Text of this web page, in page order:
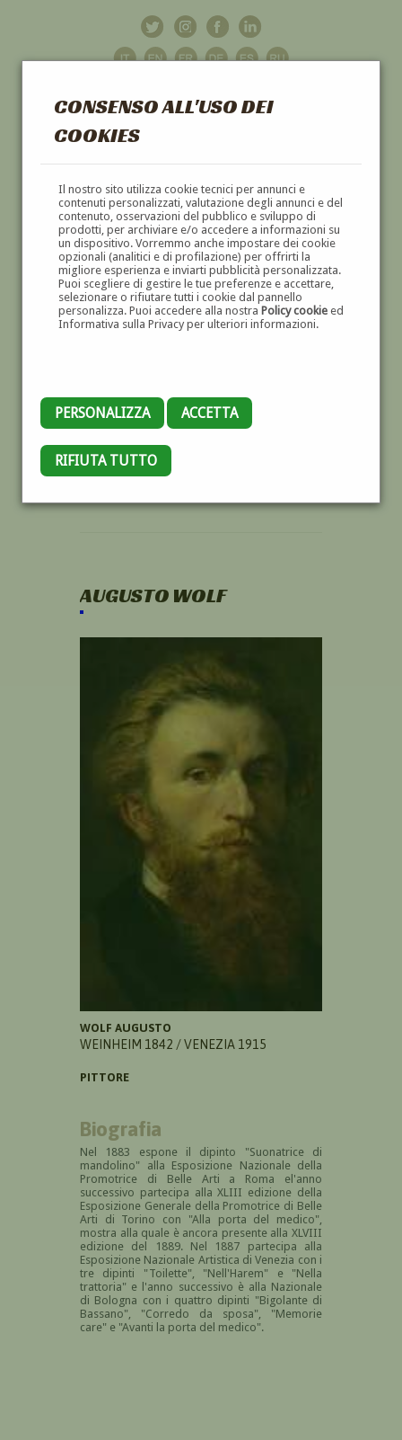
CONSENSO ALL'USO DEI
COOKIES
Il nostro sito utilizza cookie tecnici per annunci e
contenuti personalizzati, valutazione degli annunci e del
contenuto, osservazioni del pubblico e sviluppo di
prodotti, per archiviare e/o accedere a informazioni su
un dispositivo. Vorremmo anche impostare dei cookie
opzionali (analitici e di profilazione) per offrirti la
migliore esperienza e inviarti pubblicità personalizzata.
Puoi scegliere di gestire le tue preferenze e accettare,
selezionare o rifiutare tutti i cookie dal pannello
personalizza. Puoi accedere alla nostra Policy cookieed
Informativa sulla Privacy per ulteriori informazioni.
PERSONALIZZA ACCETTA
RIFIUTA TUTTO
GALLERIAD'ARTE
DIPINTI E SCULTURE '800 E '900
AUGUSTO WOLF
WOLF AUGUSTO
WEINHEIM 1842 / VENEZIA 1915
PITTORE
Biografia
Nel 1883 espone il dipinto "Suonatrice di
mandolino" alla Esposizione Nazionale della
Promotrice di Belle Arti a Roma el'anno
successivo partecipa alla XLIII edizione della
Esposizione Generale della Promotrice di Belle
Arti di Torino con "Alla porta del medico",
mostra alla quale è ancora presente alla XLVIII
edizione del 1889. Nel 1887 partecipa alla
Esposizione Nazionale Artistica di Venezia con i
tre dipinti "Toilette", "Nell'Harem" e "Nella
trattoria" e l'anno successivo è alla Nazionale
di Bologna con i quattro dipinti "Bigolante di
Bassano", "Corredo da sposa", "Memorie
care" e "Avanti la porta del medico".